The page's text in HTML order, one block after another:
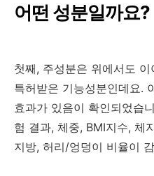
어떤 성분일까요?
첫째, 주성분은 위에서도
특허받은 기능성분인데요.
효과가 있음이 확인되었습
험 결과, 체중, BMI지수, 체
지방, 허리/엉덩이 비율이